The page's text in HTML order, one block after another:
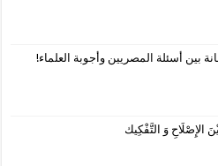
بين أسئلة المصريين وأجوبة العلماء!
الإِصْلَاحِ وَ التَّفْكِيك